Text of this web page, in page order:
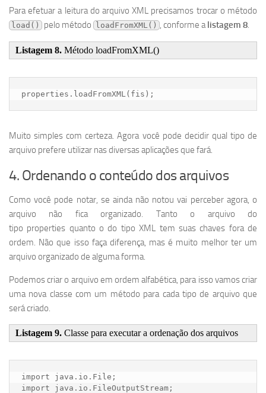
Para efetuar a leitura do arquivo XML precisamos trocar o método
load() pelo método loadFromXML() , conforme alistagem 8.
Listagem 8. Método loadFromXML()
properties.loadFromXML(fis);
Muito simples com certeza. Agora você pode decidir qual tipo de
arquivo prefere utilizar nas diversas aplicações que fará.
4. Ordenando o conteúdo dos arquivos
Como você pode notar, se ainda não notou vai perceber agora, o
arquivo não fica organizado. Tanto o arquivo do
tipo properties quanto o do tipo XML tem suas chaves fora de
ordem. Não que isso faça diferença, mas é muito melhor ter um
arquivo organizado de alguma forma.
Podemos criar o arquivo em ordem alfabética, para isso vamos criar
uma nova classe com um método para cada tipo de arquivo que
será criado.
Listagem 9. Classe para executar a ordenação dos arquivos
import java.io.File;
import java.io.FileOutputStream;